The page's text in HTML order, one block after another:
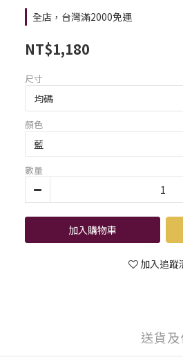
全店，台灣滿2000免運
NT$1,180
尺寸
顏色
數量
加入購物車
加入追蹤
送貨